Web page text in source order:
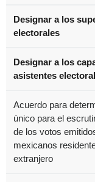
Designar a los
electorales
Designar a los
asistentes
Acuerdo para
único para el
de los votos
mexicanos
extranjero